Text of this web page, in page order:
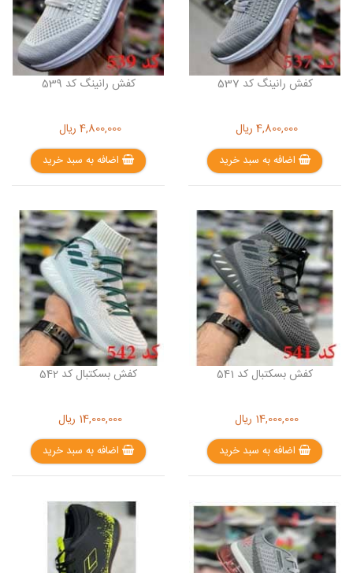
کفش رانینگ کد 537
4,800,000 ریال
اضافه به سبد خرید
کفش رانینگ کد 539
4,800,000 ریال
اضافه به سبد خرید
کفش بسکتبال کد 541
14,000,000 ریال
اضافه به سبد خرید
کفش بسکتبال کد 542
14,000,000 ریال
اضافه به سبد خرید